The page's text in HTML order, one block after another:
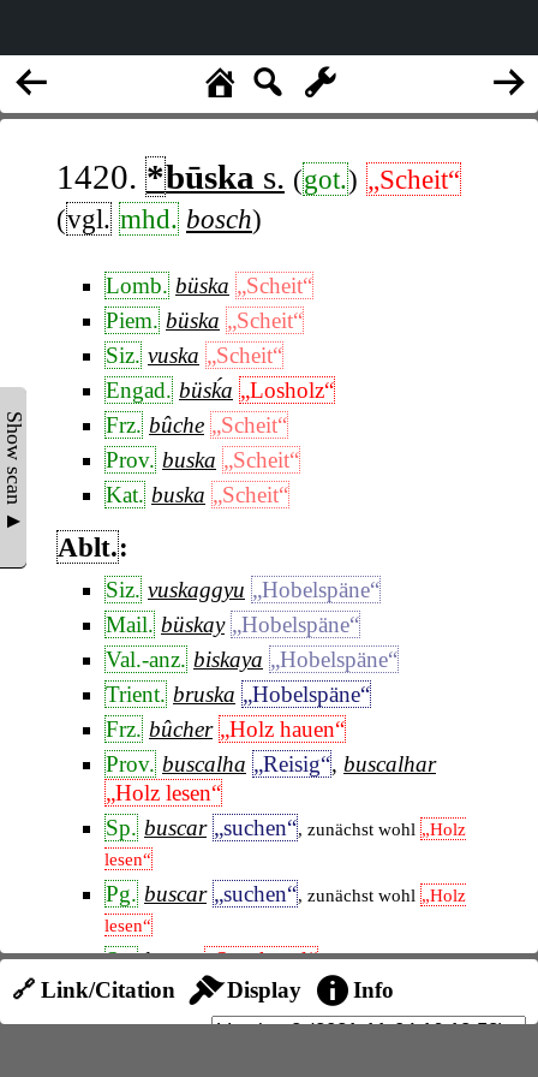
Show scan ▲
1420. *būska s. (got.) „Scheit“
(vgl. mhd. bosch)
Lomb. büska „Scheit“
Piem. büska „Scheit“
Siz. vuska „Scheit“
Engad. büsḱa „Losholz“
Frz. bûche „Scheit“
Prov. buska „Scheit“
Kat. buska „Scheit“
Ablt.:
Siz. vuskaggyu „Hobelspäne“
Mail. büskay „Hobelspäne“
Val.-anz. biskaya „Hobelspäne“
Trient. bruska „Hobelspäne“
Frz. bûcher „Holz hauen“
Prov. buscalha „Reisig“, buscalhar
„Holz lesen“
Sp. buscar „suchen“, zunächst wohl „Holz
lesen“
Pg. buscar „suchen“, zunächst wohl „Holz
lesen“
Sp. busca „Spürhund“
rebuscar „Ähren lesen“
🔗 Link/Citation Display Info